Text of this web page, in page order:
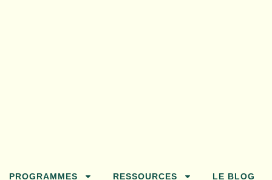
PROGRAMMES RESSOURCES LE BLOG